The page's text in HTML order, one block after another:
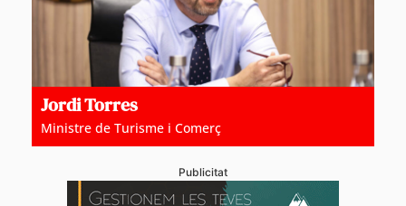
Jordi Torres
Ministre de Turisme i Comerç
Publicitat